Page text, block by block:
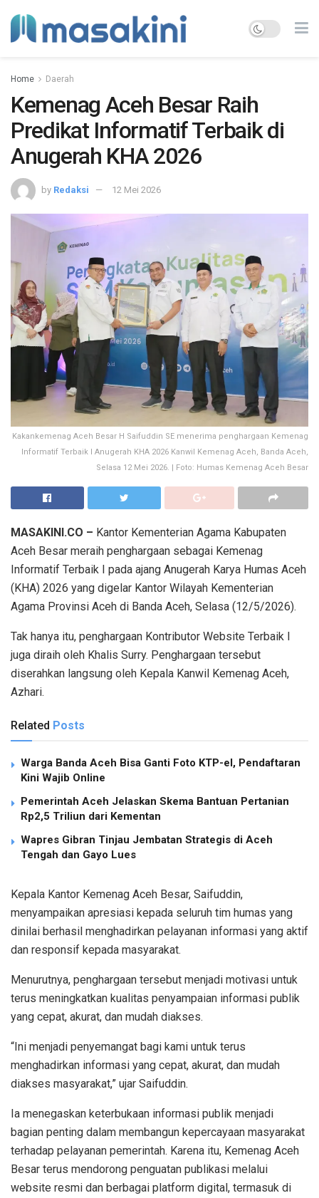
Home Daerah
Kemenag Aceh Besar Raih
Predikat Informatif Terbaik di
Anugerah KHA 2026
by Redaksi 12 Mei 2026
Kakankemenag Aceh Besar H Saifuddin SE menerima penghargaan Kemenag
Informatif Terbaik I Anugerah KHA 2026 Kanwil Kemenag Aceh, Banda Aceh,
Selasa 12 Mei 2026. | Foto: Humas Kemenag Aceh Besar
MASAKINI.CO – Kantor Kementerian Agama Kabupaten
Aceh Besar meraih penghargaan sebagai Kemenag
Informatif Terbaik I pada ajang Anugerah Karya Humas Aceh
(KHA) 2026 yang digelar Kantor Wilayah Kementerian
Agama Provinsi Aceh di Banda Aceh, Selasa (12/5/2026).
Tak hanya itu, penghargaan Kontributor Website Terbaik I
juga diraih oleh Khalis Surry. Penghargaan tersebut
diserahkan langsung oleh Kepala Kanwil Kemenag Aceh,
Azhari.
Related Posts
Warga Banda Aceh Bisa Ganti Foto KTP-el, Pendaftaran
Kini Wajib Online
Pemerintah Aceh Jelaskan Skema Bantuan Pertanian
Rp2,5 Triliun dari Kementan
Wapres Gibran Tinjau Jembatan Strategis di Aceh
Tengah dan Gayo Lues
Kepala Kantor Kemenag Aceh Besar, Saifuddin,
menyampaikan apresiasi kepada seluruh tim humas yang
dinilai berhasil menghadirkan pelayanan informasi yang aktif
dan responsif kepada masyarakat.
Menurutnya, penghargaan tersebut menjadi motivasi untuk
terus meningkatkan kualitas penyampaian informasi publik
yang cepat, akurat, dan mudah diakses.
“Ini menjadi penyemangat bagi kami untuk terus
menghadirkan informasi yang cepat, akurat, dan mudah
diakses masyarakat,” ujar Saifuddin.
Ia menegaskan keterbukaan informasi publik menjadi
bagian penting dalam membangun kepercayaan masyarakat
terhadap pelayanan pemerintah. Karena itu, Kemenag Aceh
Besar terus mendorong penguatan publikasi melalui
website resmi dan berbagai platform digital, termasuk di